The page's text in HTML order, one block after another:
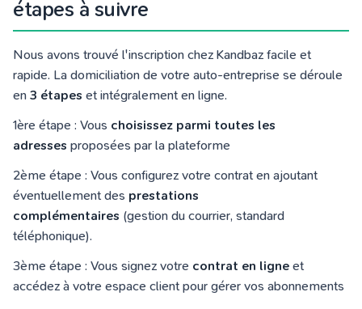
étapes à suivre
Nous avons trouvé l'inscription chez Kandbaz facile et
rapide. La domiciliation de votre auto-entreprise se déroule
en 3 étapes et intégralement en ligne.
1ère étape : Vous choisissez parmi toutes les
adresses proposées par la plateforme
2ème étape : Vous configurez votre contrat en ajoutant
éventuellement des prestations
complémentaires (gestion du courrier, standard
téléphonique).
3ème étape : Vous signez votre contrat en ligne et
accédez à votre espace client pour gérer vos abonnements